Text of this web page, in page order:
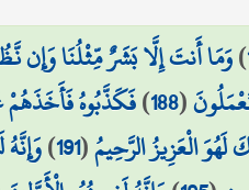
)وَمَا أَنتَ إِلَّا بَشَرٌ مِّثْلُنَا وَإِن
(
188
)فَكَذَّبُوهُ فَأَخَذَهُمْ
الْعَزِيزُ الرَّحِيمُ(
191
)